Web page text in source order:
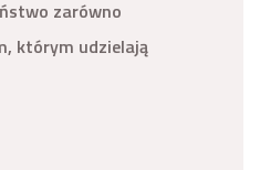
zarówno
którym udzielają